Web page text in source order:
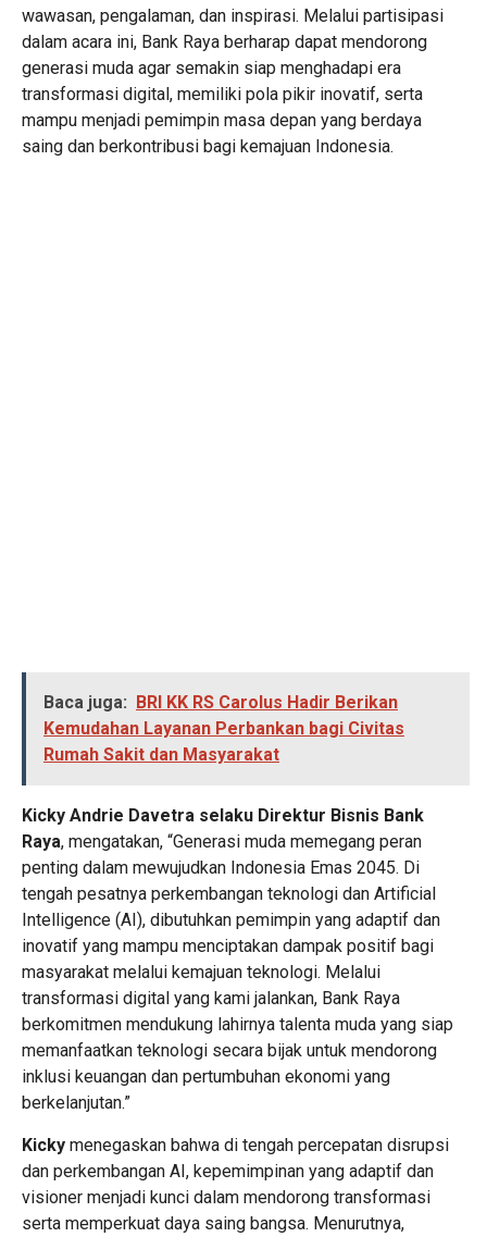
wawasan, pengalaman, dan inspirasi. Melalui partisipasi
dalam acara ini, Bank Raya berharap dapat mendorong
generasi muda agar semakin siap menghadapi era
transformasi digital, memiliki pola pikir inovatif, serta
mampu menjadi pemimpin masa depan yang berdaya
saing dan berkontribusi bagi kemajuan Indonesia.
Baca juga: BRI KK RS Carolus Hadir Berikan
Kemudahan Layanan Perbankan bagi Civitas
Rumah Sakit dan Masyarakat
Kicky Andrie Davetra selaku Direktur Bisnis Bank
Raya, mengatakan, “Generasi muda memegang peran
penting dalam mewujudkan Indonesia Emas 2045. Di
tengah pesatnya perkembangan teknologi dan Artificial
Intelligence (AI), dibutuhkan pemimpin yang adaptif dan
inovatif yang mampu menciptakan dampak positif bagi
masyarakat melalui kemajuan teknologi. Melalui
transformasi digital yang kami jalankan, Bank Raya
berkomitmen mendukung lahirnya talenta muda yang siap
memanfaatkan teknologi secara bijak untuk mendorong
inklusi keuangan dan pertumbuhan ekonomi yang
berkelanjutan.”
Kicky menegaskan bahwa di tengah percepatan disrupsi
dan perkembangan AI, kepemimpinan yang adaptif dan
visioner menjadi kunci dalam mendorong transformasi
serta memperkuat daya saing bangsa. Menurutnya,